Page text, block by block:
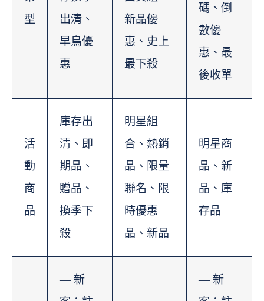
型
出清、
早鳥優
惠
新品優
惠、史上
最下殺
碼、倒
數優
惠、最
後收單
活
動
商
品
庫存出
清、即
期品、
贈品、
換季下
殺
明星組
合、熱銷
品、限量
聯名、限
時優惠
品、新品
明星商
品、新
品、庫
存品
— 新
— 新